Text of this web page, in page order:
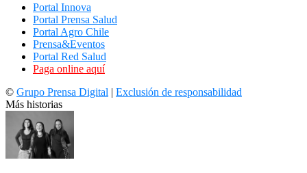
Portal Innova
Portal Prensa Salud
Portal Agro Chile
Prensa&Eventos
Portal Red Salud
Paga online aquí
© Grupo Prensa Digital | Exclusión de responsabilidad
Más historias